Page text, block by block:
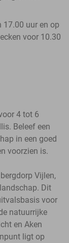
17.00 uur en op
voor 10.30
4 tot 6
Beleef een
in een goed
voorzien is.
Vijlen,
Dit
voor
natuurrijke
en Aken
ligt op